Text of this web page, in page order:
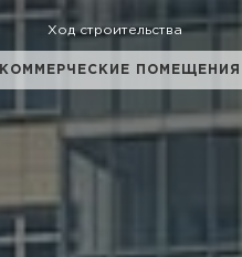
Ход строительства
КОММЕРЧЕСКИЕ ПОМЕЩЕНИЯ